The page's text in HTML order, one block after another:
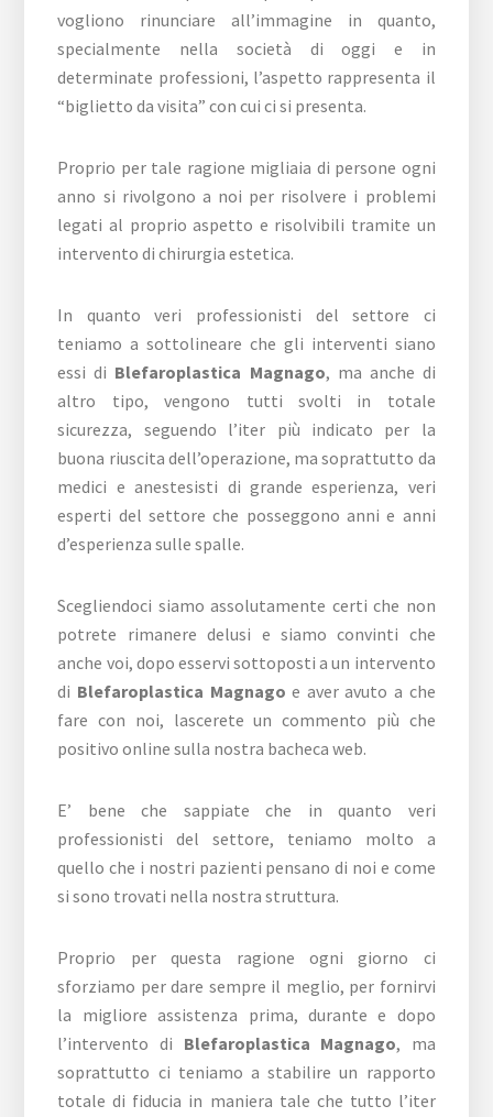
vogliono rinunciare all’immagine in quanto,
specialmente nella società di oggi e in
determinate professioni, l’aspetto rappresenta il
“biglietto da visita” con cui ci si presenta.
Proprio per tale ragione migliaia di persone ogni
anno si rivolgono a noi per risolvere i problemi
legati al proprio aspetto e risolvibili tramite un
intervento di chirurgia estetica.
In quanto veri professionisti del settore ci
teniamo a sottolineare che gli interventi siano
essi di Blefaroplastica Magnago, ma anche di
altro tipo, vengono tutti svolti in totale
sicurezza, seguendo l’iter più indicato per la
buona riuscita dell’operazione, ma soprattutto da
medici e anestesisti di grande esperienza, veri
esperti del settore che posseggono anni e anni
d’esperienza sulle spalle.
Scegliendoci siamo assolutamente certi che non
potrete rimanere delusi e siamo convinti che
anche voi, dopo esservi sottoposti a un intervento
di Blefaroplastica Magnago e aver avuto a che
fare con noi, lascerete un commento più che
positivo online sulla nostra bacheca web.
E’ bene che sappiate che in quanto veri
professionisti del settore, teniamo molto a
quello che i nostri pazienti pensano di noi e come
si sono trovati nella nostra struttura.
Proprio per questa ragione ogni giorno ci
sforziamo per dare sempre il meglio, per fornirvi
la migliore assistenza prima, durante e dopo
l’intervento di Blefaroplastica Magnago, ma
soprattutto ci teniamo a stabilire un rapporto
totale di fiducia in maniera tale che tutto l’iter